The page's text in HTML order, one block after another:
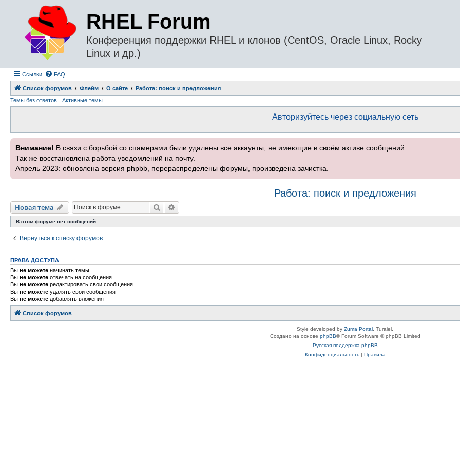
RHEL Forum
Конференция поддержки RHEL и клонов (CentOS, Oracle Linux, Rocky
Linux и др.)
Ссылки FAQ
Список форумов Флейм О сайте
Работа: поиск и предложения
Темы без ответов
Активные темы
Авторизуйтесь через социальную сеть
Внимание! В связи с борьбой со спамерами были удалены все аккаунты, не имеющие в своём активе сообщений.
Так же восстановлена работа уведомлений на почту.
Апрель 2023: обновлена версия phpbb, перераспределены форумы, произведена зачистка.
Работа: поиск и предложения
Новая тема Поиск
В этом форуме нет сообщений.
Вернуться к списку форумов
ПРАВА ДОСТУПА
Вы не можете начинать темы
Вы не можете отвечать на сообщения
Вы не можете редактировать свои сообщения
Вы не можете удалять свои сообщения
Вы не можете добавлять вложения
Список форумов
Style developed by Zuma Portal , Turaiel,
Создано на основе phpBB® Forum Software © phpBB Limited
Русская поддержка phpBB
Конфиденциальность| Правила